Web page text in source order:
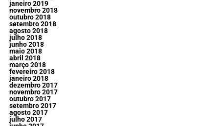
janeiro 2019
novembro 2018
outubro 2018
setembro 2018
agosto 2018
julho 2018
junho 2018
maio 2018
abril 2018
março 2018
fevereiro 2018
janeiro 2018
dezembro 2017
novembro 2017
outubro 2017
setembro 2017
agosto 2017
julho 2017